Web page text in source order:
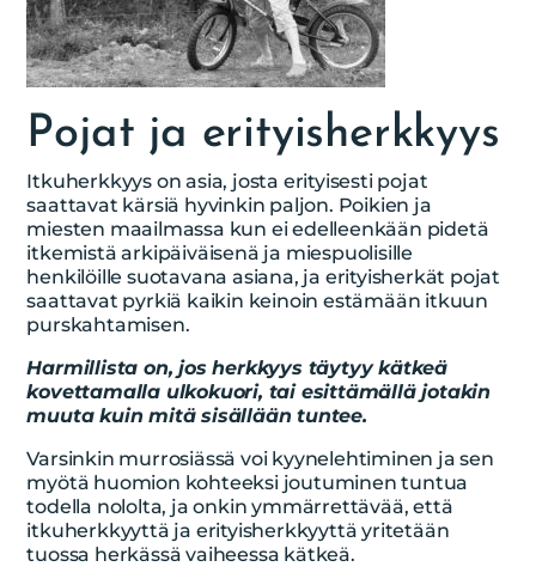
Pojat ja erityisherkkyys
Itkuherkkyys on asia, josta erityisesti pojat
saattavat kärsiä hyvinkin paljon. Poikien ja
miesten maailmassa kun ei edelleenkään pidetä
itkemistä arkipäiväisenä ja miespuolisille
henkilöille suotavana asiana, ja erityisherkät pojat
saattavat pyrkiä kaikin keinoin estämään itkuun
purskahtamisen.
Harmillista on, jos herkkyys täytyy kätkeä
kovettamalla ulkokuori, tai esittämällä jotakin
muuta kuin mitä sisällään tuntee.
Varsinkin murrosiässä voi kyynelehtiminen ja sen
myötä huomion kohteeksi joutuminen tuntua
todella nololta, ja onkin ymmärrettävää, että
itkuherkkyyttä ja erityisherkkyyttä yritetään
tuossa herkässä vaiheessa kätkeä.